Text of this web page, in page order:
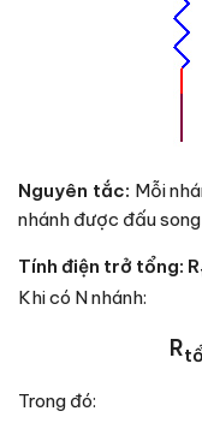
Nguyên tắc: Mỗi
nhánh được đấu song
Tính điện trở tổng: R
Khi có Nnhánh:
R
Trong đó: